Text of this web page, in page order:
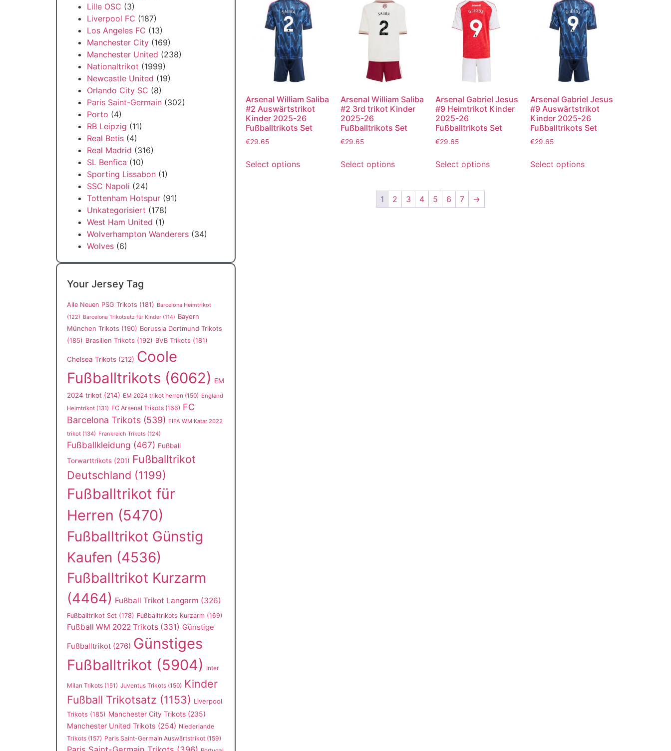
Lille OSC (3)
Liverpool FC (187)
Los Angeles FC (13)
Manchester City (169)
Manchester United (238)
Nationaltrikot (1999)
Newcastle United (19)
Orlando City SC (8)
Paris Saint-Germain (302)
Porto (4)
RB Leipzig (11)
Real Betis (4)
Real Madrid (316)
SL Benfica (10)
Sporting Lissabon (1)
SSC Napoli (24)
Tottenham Hotspur (91)
Unkategorisiert (178)
West Ham United (1)
Wolverhampton Wanderers (34)
Wolves (6)
Your Jersey Tag
Alle Neuen PSG Trikots (181) Barcelona Heimtrikot
(122) Barcelona Trikotsatz für Kinder (114) Bayern
München Trikots (190) Borussia Dortmund Trikots
(185) Brasilien Trikots (192) BVB Trikots (181)
Chelsea Trikots (212) Coole
Fußballtrikots (6062) EM
2024 trikot (214) EM 2024 trikot herren (150) England
Heimtrikot (131) FC Arsenal Trikots (166) FC
Barcelona Trikots (539) FIFA WM Katar 2022
trikot (134) Frankreich Trikots (124)
Fußballkleidung (467) Fußball
Torwarttrikots (201) Fußballtrikot
Deutschland (1199)
Fußballtrikot für
Herren (5470)
Fußballtrikot Günstig
Kaufen (4536)
Fußballtrikot Kurzarm
(4464) Fußball Trikot Langarm (326)
Fußballtrikot Set (178) Fußballtrikots Kurzarm (169)
Fußball WM 2022 Trikots (331) Günstige
Fußballtrikot (276) Günstiges
Fußballtrikot (5904) Inter
Milan Trikots (151) Juventus Trikots (150) Kinder
Fußball Trikotsatz (1153) Liverpool
Trikots (185) Manchester City Trikots (235)
Manchester United Trikots (254) Niederlande
Trikots (157) Paris Saint-Germain Auswärtstrikot (159)
Arsenal William Saliba
#2 Auswärtstrikot
Kinder 2025-26
Fußballtrikots Set
€29.65
Select options
Arsenal William Saliba
#2 3rd trikot Kinder
2025-26
Fußballtrikots Set
€29.65
Select options
Arsenal Gabriel Jesus
#9 Heimtrikot Kinder
2025-26
Fußballtrikots Set
€29.65
Select options
Arsenal Gabriel Jesus
#9 Auswärtstrikot
Kinder 2025-26
Fußballtrikots Set
€29.65
Select options
1 2 3 4 5 6 7 →